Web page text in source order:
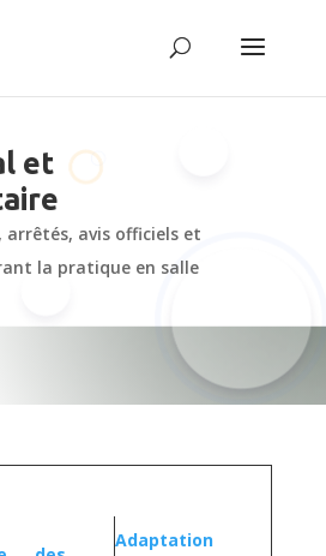
et
avis officiels et
la pratique en salle
Adaptation